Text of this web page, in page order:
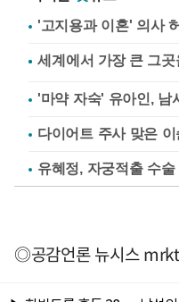
'고지용과 이혼' 의사
'마약 자숙' 유아인, 남
다이어트 주사 맞은
유혜정, 자궁적출 수
◎공감언론 뉴시스